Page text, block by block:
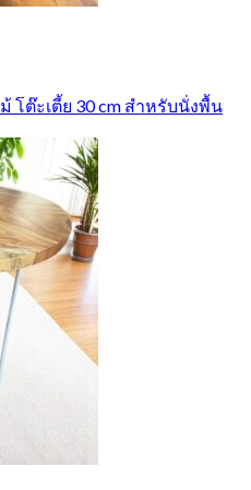
โต๊ะเตี้ย 30 cm สำหรับนั่งพื้น